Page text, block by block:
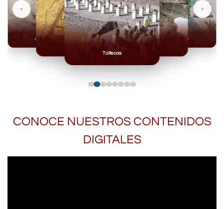
Toltecas
Mexicas
Olmecas
‹ ›
CONOCE NUESTROS CONTENIDOS
DIGITALES